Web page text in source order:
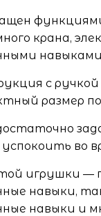
крана,
с ручкой
размер
во
игрушки —
навыки,
навыки и